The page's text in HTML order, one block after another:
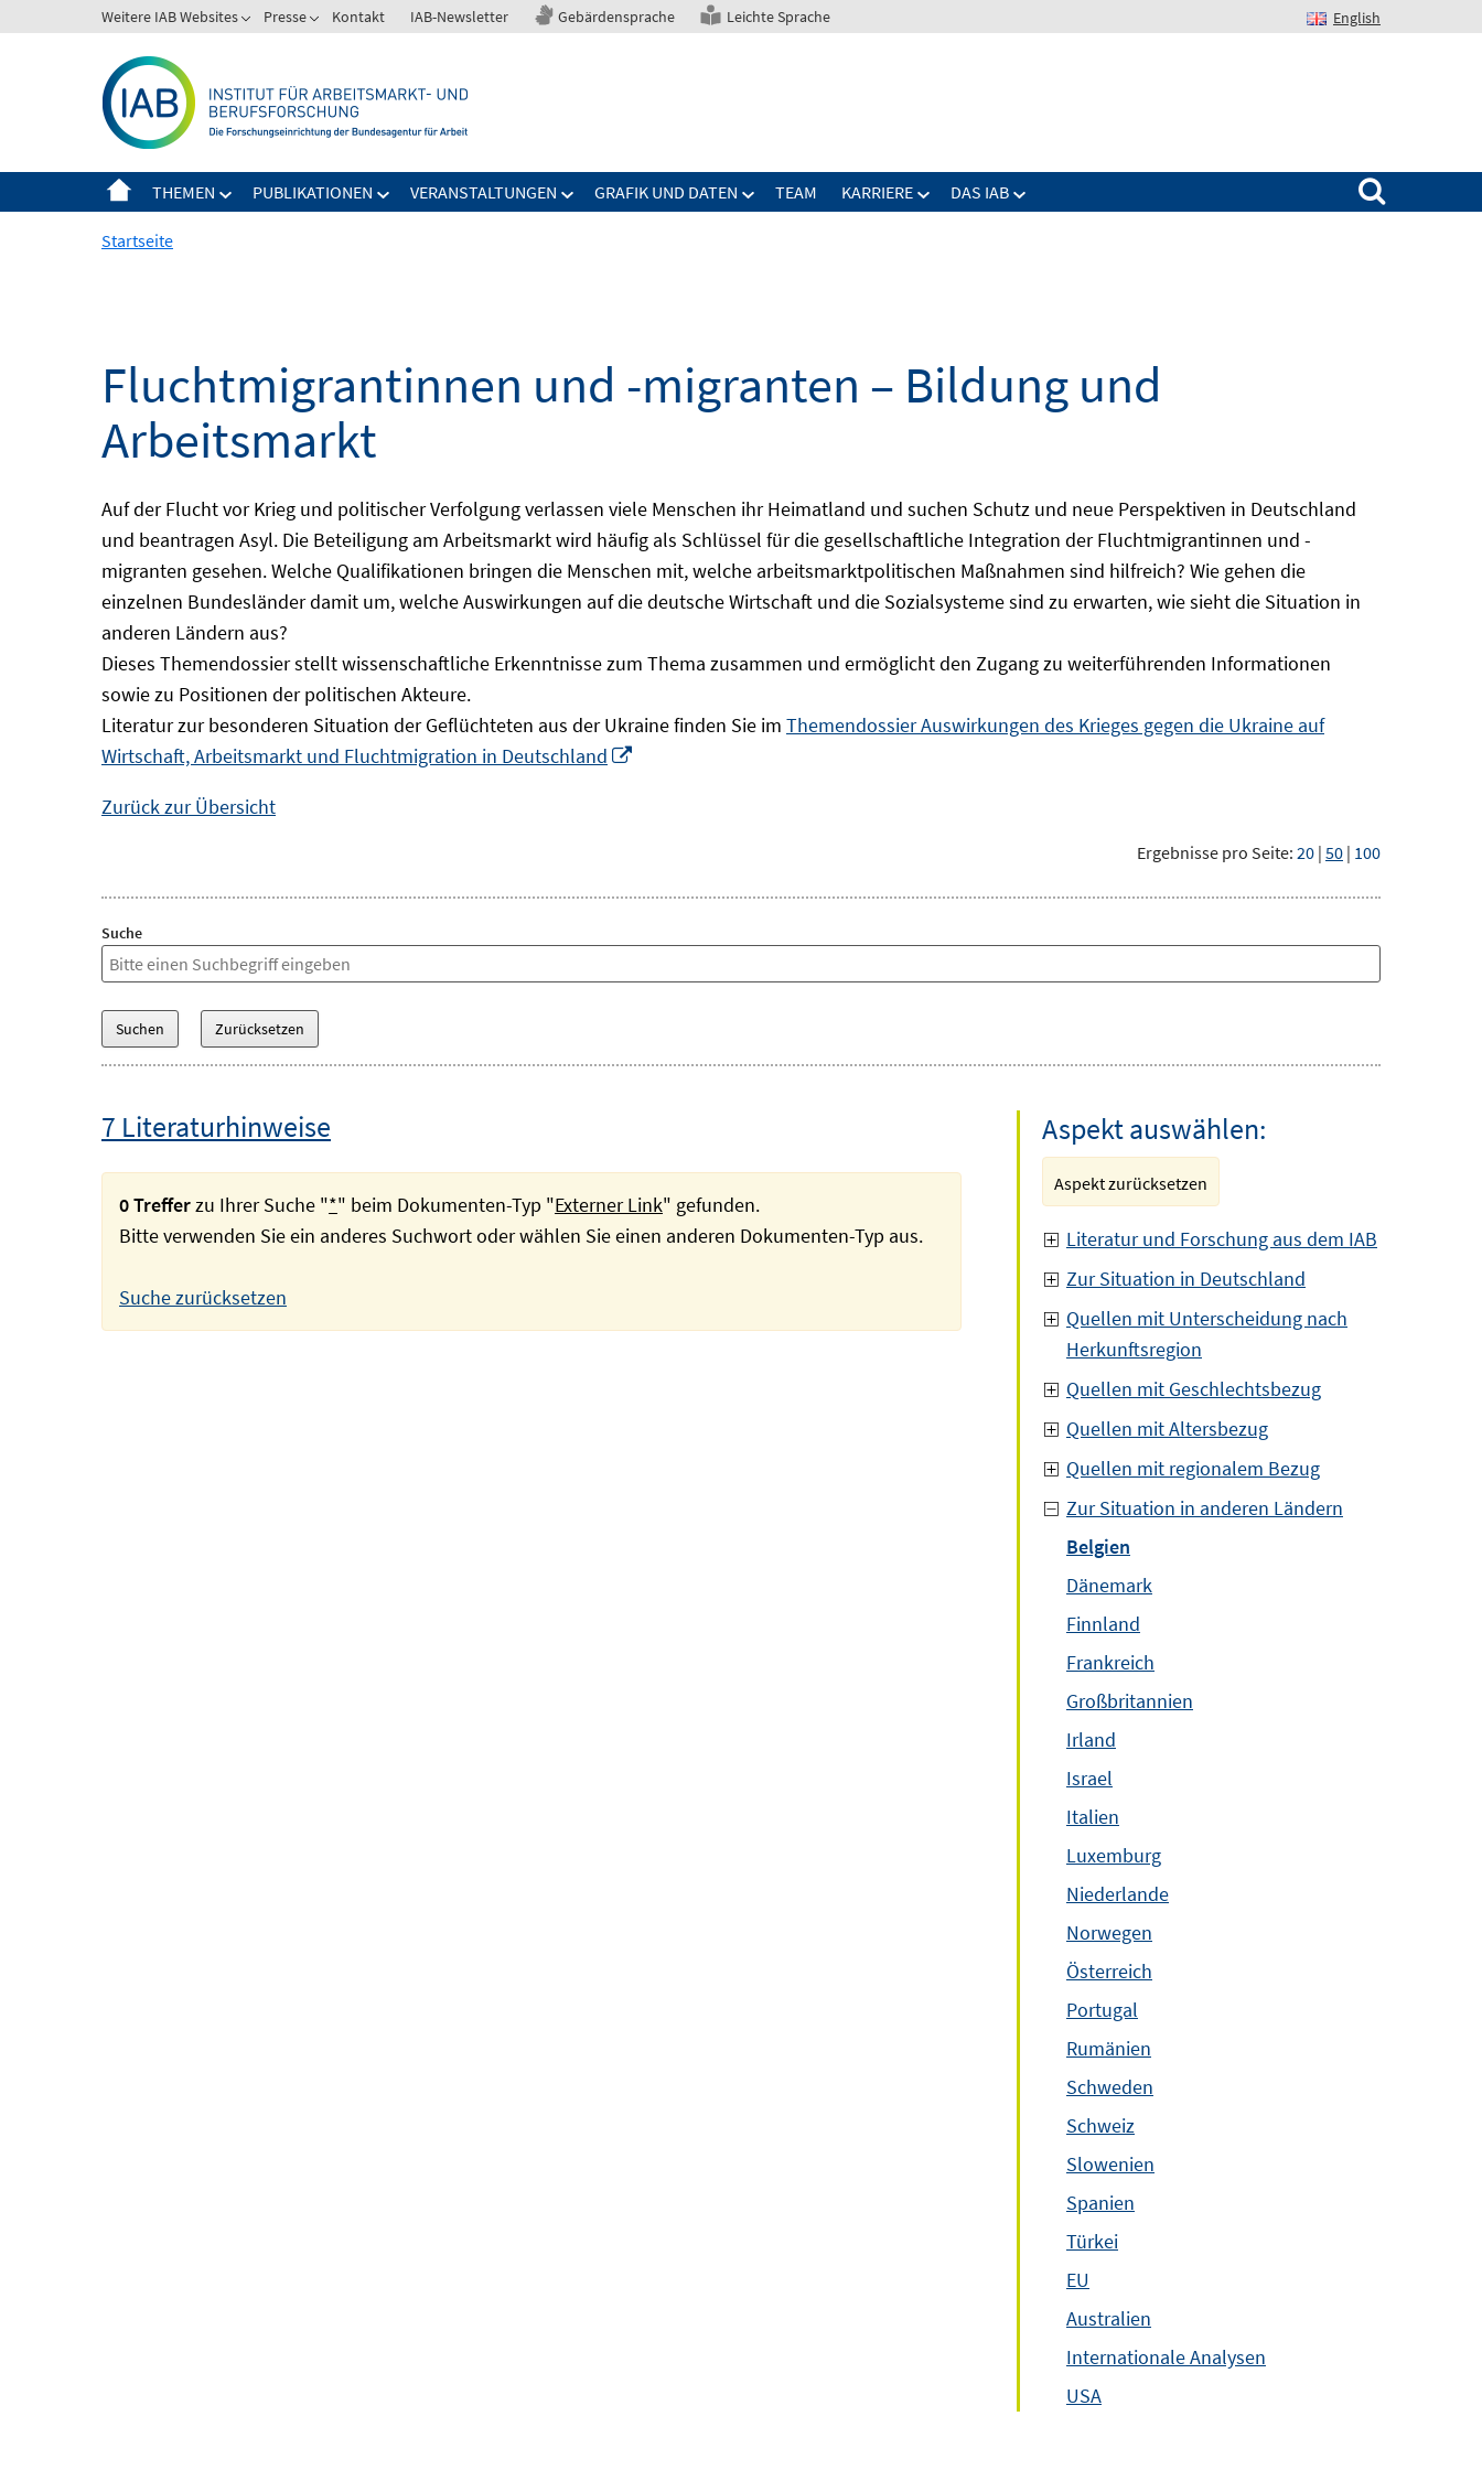
zum
Weitere IAB Websites Presse Kontakt IAB-Newsletter Gebärdensprache Leichte Sprache English
THEMEN PUBLIKATIONEN VERANSTALTUNGEN GRAFIK UND DATEN TEAM KARRIERE DAS IAB
Suchen nach:
Startseite
Fluchtmigrantinnen und -migranten – Bildung und
Arbeitsmarkt
Auf der Flucht vor Krieg und politischer Verfolgung verlassen viele Menschen ihr Heimatland und suchen Schutz und neue Perspektiven in Deutschland
und beantragen Asyl. Die Beteiligung am Arbeitsmarkt wird häufig als Schlüssel für die gesellschaftliche Integration der Fluchtmigrantinnen und -
migranten gesehen. Welche Qualifikationen bringen die Menschen mit, welche arbeitsmarktpolitischen Maßnahmen sind hilfreich? Wie gehen die
einzelnen Bundesländer damit um, welche Auswirkungen auf die deutsche Wirtschaft und die Sozialsysteme sind zu erwarten, wie sieht die Situation in
anderen Ländern aus?
Dieses Themendossier stellt wissenschaftliche Erkenntnisse zum Thema zusammen und ermöglicht den Zugang zu weiterführenden Informationen
sowie zu Positionen der politischen Akteure.
Literatur zur besonderen Situation der Geflüchteten aus der Ukraine finden Sie im Themendossier Auswirkungen des Krieges gegen die Ukraine auf
Wirtschaft, Arbeitsmarkt und Fluchtmigration in Deutschland
Zurück zur Übersicht
Ergebnisse pro Seite: 20 | 50 | 100
Suche
7 Literaturhinweise
0 Trefferzu Ihrer Suche "*" beim Dokumenten-Typ "Externer Link" gefunden.
Bitte verwenden Sie ein anderes Suchwort oder wählen Sie einen anderen Dokumenten-Typ aus.
Suche zurücksetzen
Aspekt auswählen:
Aspekt zurücksetzen
Literatur und Forschung aus dem IAB
Zur Situation in Deutschland
Quellen mit Unterscheidung nach
Herkunftsregion
Quellen mit Geschlechtsbezug
Quellen mit Altersbezug
Quellen mit regionalem Bezug
Zur Situation in anderen Ländern
Belgien
Dänemark
Finnland
Frankreich
Großbritannien
Irland
Israel
Italien
Luxemburg
Niederlande
Norwegen
Österreich
Portugal
Rumänien
Schweden
Schweiz
Slowenien
Spanien
Türkei
EU
Australien
Internationale Analysen
USA